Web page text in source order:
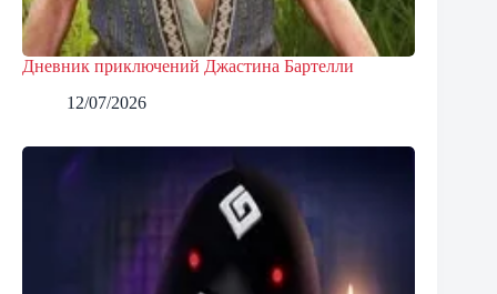
Дневник приключений Джастина Бартелли
12/07/2026